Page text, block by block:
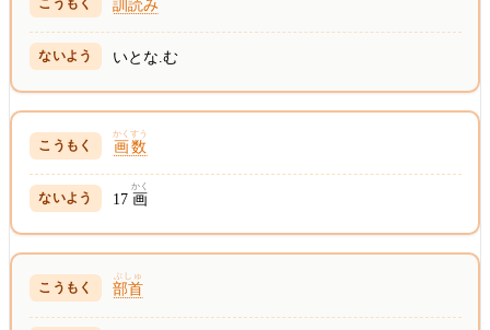
訓読み
いとな.む
画数
かくすう
17 画
かく
部首
ぶしゅ